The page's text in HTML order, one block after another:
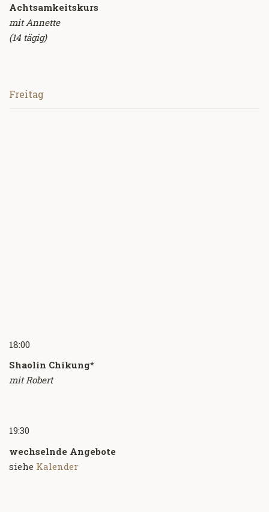
Achtsamkeitskurs
mit Annette
(14 tägig)
Freitag
18:00
Shaolin Chikung*
mit Robert
19:30
wechselnde Angebote
siehe Kalender